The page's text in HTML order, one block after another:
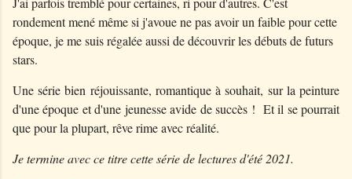
rondement mené même si j'avoue ne pas avoir un faible pour cette
époque, je me suis régalée aussi de découvrir les débuts de futurs
stars.
Une série bien réjouissante, romantique à souhait, sur la peinture
d'une époque et d'une jeunesse avide de succès ! Et il se pourrait
que pour la plupart, rêve rime avec réalité.
Je termine avec ce titre cette série de lectures d'été 2021.